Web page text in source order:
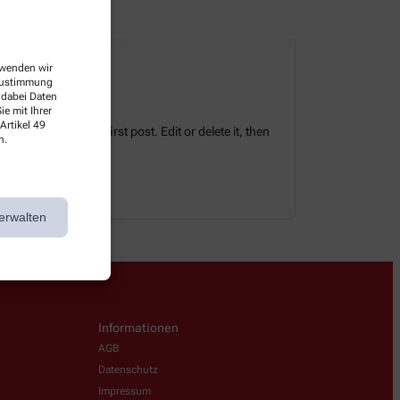
wir
Daten
mit Ihrer
49
Sites. This is your first post. Edit or delete it, then
Informationen
AGB
Datenschutz
Impressum